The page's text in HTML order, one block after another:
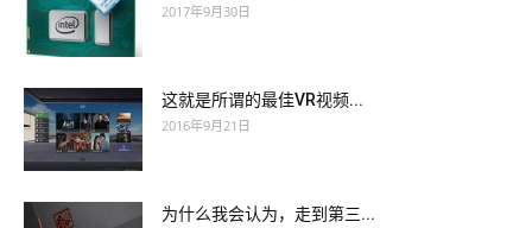
2017年9月30日
这就是所谓的最佳VR视频...
2016年9月21日
为什么我会认为，走到第三...